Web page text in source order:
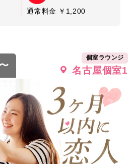
通常料金 ￥1,200
個室ラウンジ
名古屋個室1